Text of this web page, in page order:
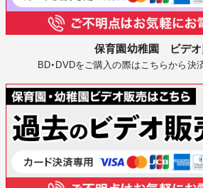
保育園幼稚園 ビデオ
BD・DVDをご購入の際はこちらから決